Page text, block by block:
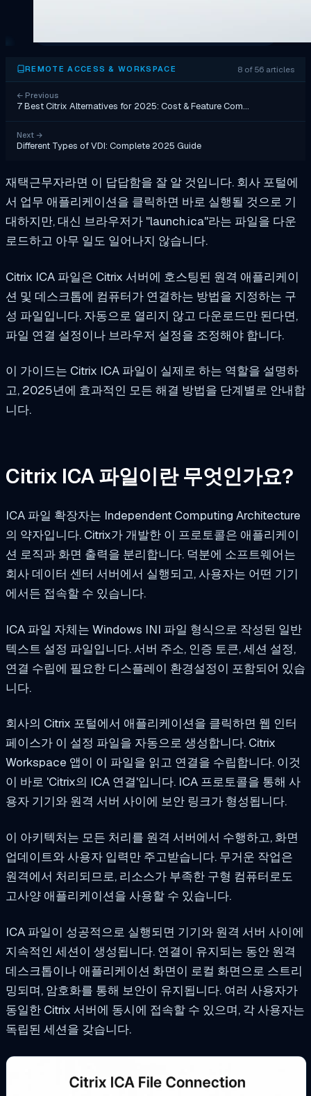
REMOTE ACCESS & WORKSPACE 8 of 56 articles
← Previous
7 Best Citrix Alternatives for 2025: Cost & Feature Com…
Next →
Different Types of VDI: Complete 2025 Guide
재택근무자라면 이 답답함을 잘 알 것입니다. 회사 포털에
서 업무 애플리케이션을 클릭하면 바로 실행될 것으로 기
대하지만, 대신 브라우저가 "launch.ica"라는 파일을 다운
로드하고 아무 일도 일어나지 않습니다.
Citrix ICA 파일은 Citrix 서버에 호스팅된 원격 애플리케이
션 및 데스크톱에 컴퓨터가 연결하는 방법을 지정하는 구
성 파일입니다. 자동으로 열리지 않고 다운로드만 된다면,
파일 연결 설정이나 브라우저 설정을 조정해야 합니다.
이 가이드는 Citrix ICA 파일이 실제로 하는 역할을 설명하
고, 2025년에 효과적인 모든 해결 방법을 단계별로 안내합
니다.
Citrix ICA 파일이란 무엇인가요?
ICA 파일 확장자는 Independent Computing Architecture
의 약자입니다. Citrix가 개발한 이 프로토콜은 애플리케이
션 로직과 화면 출력을 분리합니다. 덕분에 소프트웨어는
회사 데이터 센터 서버에서 실행되고, 사용자는 어떤 기기
에서든 접속할 수 있습니다.
ICA 파일 자체는 Windows INI 파일 형식으로 작성된 일반
텍스트 설정 파일입니다. 서버 주소, 인증 토큰, 세션 설정,
연결 수립에 필요한 디스플레이 환경설정이 포함되어 있습
니다.
회사의 Citrix 포털에서 애플리케이션을 클릭하면 웹 인터
페이스가 이 설정 파일을 자동으로 생성합니다. Citrix
Workspace 앱이 이 파일을 읽고 연결을 수립합니다. 이것
이 바로 'Citrix의 ICA 연결'입니다. ICA 프로토콜을 통해 사
용자 기기와 원격 서버 사이에 보안 링크가 형성됩니다.
이 아키텍처는 모든 처리를 원격 서버에서 수행하고, 화면
업데이트와 사용자 입력만 주고받습니다. 무거운 작업은
원격에서 처리되므로, 리소스가 부족한 구형 컴퓨터로도
고사양 애플리케이션을 사용할 수 있습니다.
ICA 파일이 성공적으로 실행되면 기기와 원격 서버 사이에
지속적인 세션이 생성됩니다. 연결이 유지되는 동안 원격
데스크톱이나 애플리케이션 화면이 로컬 화면으로 스트리
밍되며, 암호화를 통해 보안이 유지됩니다. 여러 사용자가
동일한 Citrix 서버에 동시에 접속할 수 있으며, 각 사용자는
독립된 세션을 갖습니다.